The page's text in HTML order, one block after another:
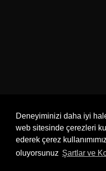
Deneyiminizi daha iyi
web sitesinde çerezleri
ederek çerez
oluyorsunuz Şartlar ve
2026 © Tüm Hakları